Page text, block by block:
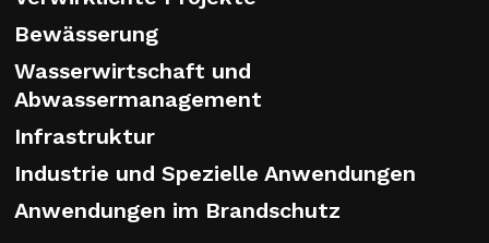
Bewässerung
Wasserwirtschaft und
Abwassermanagement
Infrastruktur
Industrie und Spezielle Anwendungen
Anwendungen im Brandschutz